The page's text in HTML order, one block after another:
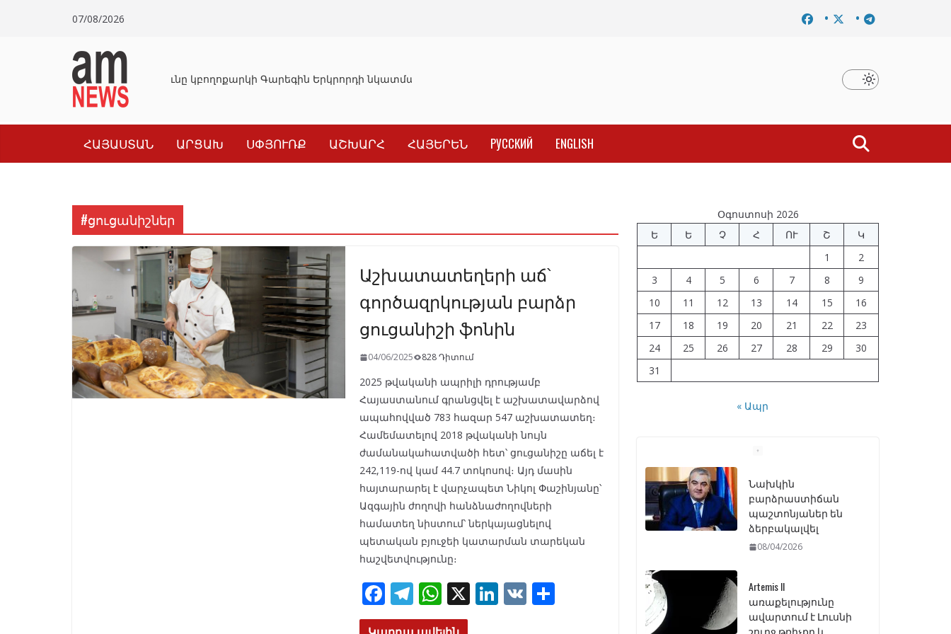
07/08/2026
Դատախազությունը կբողոքարկի Գարեգին Երկրորդի նկատմամբ սահմանափակման վերացման որոշումը Նախկին բարձրաստիճան պաշտոնյաներ են
ՀԱՅԱՍՏԱՆ ԱՐՑԱԽ ՍՓՅՈՒՌՔ ԱՇԽԱՐՀ ՀԱՅԵՐԵՆ РУССКИЙ ENGLISH
#ցուցանիշներ
Աշխատատեղերի աճ՝
գործազրկության բարձր
ցուցանիշի ֆոնին
04/06/2025 828 Դիտում
2025 թվականի ապրիլի դրությամբ
Հայաստանում գրանցվել է աշխատավարձով
ապահովված 783 հազար 547 աշխատատեղ։
Համեմատելով 2018 թվականի նույն
ժամանակահատվածի հետ՝ ցուցանիշը աճել է
242,119-ով կամ 44.7 տոկոսով։ Այդ մասին
հայտարարել է վարչապետ Նիկոլ Փաշինյանը՝
Ազգային ժողովի հանձնաժողովների
համատեղ նիստում՝ ներկայացնելով
պետական բյուջեի կատարման տարեկան
հաշվետվությունը։
F
ac
T
el
W
h
X Li V S
Օգոստոսի 2026
Ե
Ե Չ Հ ՈՒ Շ
Կ
1
2
3
4 5 6 7 8
9
10
11 12 13 14 15
16
17
18 19 20 21 22
23
24
25 26 27 28 29
30
31
« Ապր
Նախկին
բարձրաստիճան
պաշտոնյաներ են
ձերբակալվել
08/04/2026
Artemis II
առաքելությունը
ավարտում է Լուսնի
շուրջ թռիչքը և